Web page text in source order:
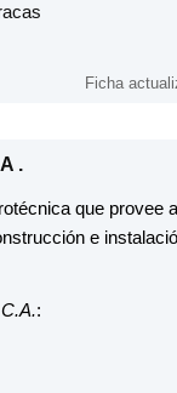
Ficha
que provee
e
: